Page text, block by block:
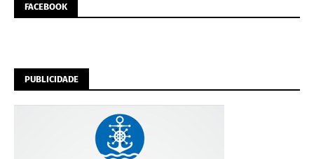
FACEBOOK
PUBLICIDADE